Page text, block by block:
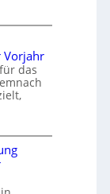
Vorjahr
das